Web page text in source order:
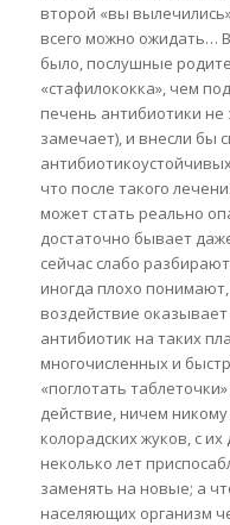
второй «вы
всего можно ожидать…
было, послушные
«стафилококка», чем
печень антибиотики
замечает), и внесли бы
что после такого
может стать реально
достаточно бывает
сейчас слабо
иногда плохо
воздействие
антибиотик на таких
многочисленных и
«поглотать
действие, ничем
колорадских жуков, с
неколько лет
заменять на новые; а
населяющих организм